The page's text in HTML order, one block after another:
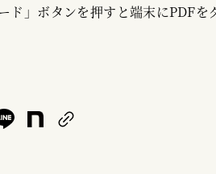
ド」ボタンを押すと端末にPDF